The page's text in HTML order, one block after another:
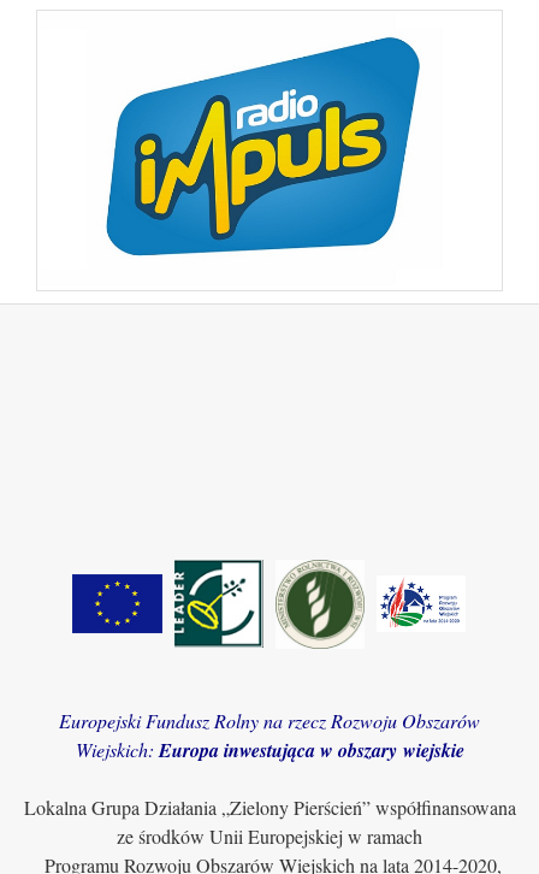
Europejski Fundusz Rolny na rzecz Rozwoju Obszarów
Wiejskich: Europa inwestująca w obszary wiejskie
Lokalna Grupa Działania „Zielony Pierścień” współfinansowana
ze środków Unii Europejskiej w ramach
Programu Rozwoju Obszarów Wiejskich na lata 2014-2020,